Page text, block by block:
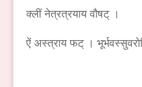
क्लीं नेत्रत्रयाय वौषट् ।
ऐं अस्त्राय फट् ।